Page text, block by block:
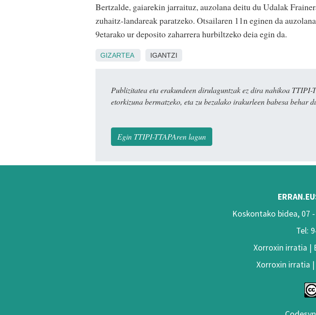
Bertzalde, gaiarekin jarraituz, auzolana deitu du Udalak
zuhaitz-landareak paratzeko. Otsailaren 11n eginen da
9etarako ur deposito zaharrera hurbiltzeko deia egin da.
GIZARTEA IGANTZI
Publizitatea eta erakundeen dirulaguntzak ez dira nahikoa TTIPI-
etorkizuna bermatzeko, eta zu bezalako irakurleen babesa behar
Egin TTIPI-TTAPAren lagun
Koskontako bidea, 07
Tel:
Xorroxin irratia |
Xorroxin irratia |